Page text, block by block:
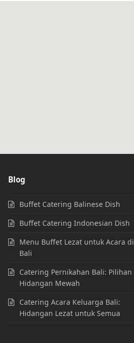
Blog
Buffet Catering Balinese Dish
Buffet Catering Indonesian Dish
Menu Buffet Lezat untuk Acara di
Bali
Catering Pernikahan Bali: Pilihan
Hidangan Mewah
Catering Acara Keluarga Bali:
Hidangan Lezat untuk Semua